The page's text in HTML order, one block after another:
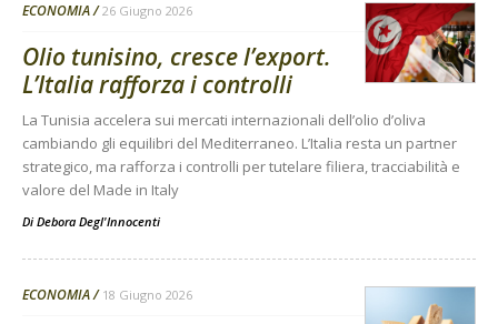
ECONOMIA 26 Giugno 2026
Olio tunisino, cresce l’export.
L’Italia rafforza i controlli
La Tunisia accelera sui mercati internazionali dell’olio d’oliva
cambiando gli equilibri del Mediterraneo. L’Italia resta un partner
strategico, ma rafforza i controlli per tutelare filiera, tracciabilità e
valore del Made in Italy
Di Debora Degl'Innocenti
ECONOMIA 18 Giugno 2026